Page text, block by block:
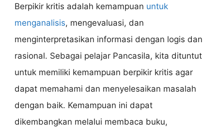
Berpikir kritis adalah kemampuan untuk
menganalisis, mengevaluasi, dan
menginterpretasikan informasi dengan logis dan
rasional. Sebagai pelajar Pancasila, kita dituntut
untuk memiliki kemampuan berpikir kritis agar
dapat memahami dan menyelesaikan masalah
dengan baik. Kemampuan ini dapat
dikembangkan melalui membaca buku,